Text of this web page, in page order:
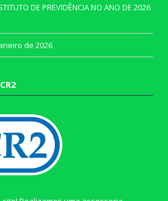
DE PREVIDÊNCIA NO ANO DE 2026
de 2026